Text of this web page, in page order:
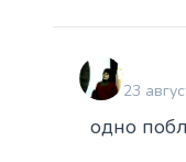
23
одно